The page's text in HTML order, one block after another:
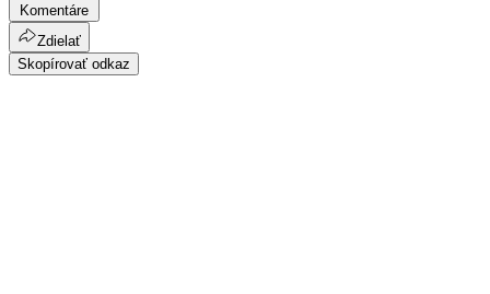
Komentáre
Zdielať
Skopírovať odkaz